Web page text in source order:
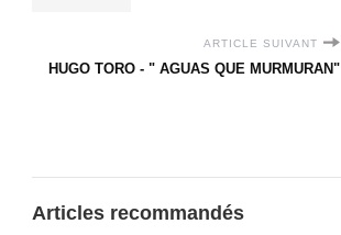
ARTICLE SUIVANT
HUGO TORO - " AGUAS QUE MURMURAN"
Articles recommandés